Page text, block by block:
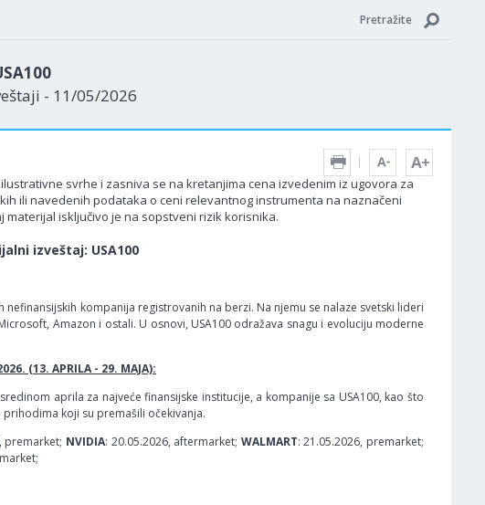
Pretražite
- 11/05/2026
svrhe i zasniva se na kretanjima cena izvedenim iz ugovora za
ili navedenih podataka o ceni relevantnog instrumenta na naznačeni
isključivo je na sopstveni rizik korisnika.
izveštaj: USA100
kompanija registrovanih na berzi. Na njemu se nalaze svetski lideri
Amazon i ostali. U osnovi, USA100 odražava snagu i evoluciju moderne
(13. APRILA - 29. MAJA):
aprila za najveće finansijske institucije, a kompanije sa USA100, kao što
koji su premašili očekivanja.
premarket; NVIDIA: 20.05.2026, aftermarket; WALMART: 21.05.2026, premarket;